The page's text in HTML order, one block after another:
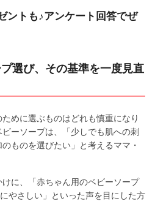
ントも♪アンケート回答でぜ
選び、その基準を一度見直
めに選ぶものはどれも慎重になり
ーソープは、「少しでも肌への刺
ものを選びたい」と考えるママ・
に、「赤ちゃん用のベビーソープ
やさしい」といった声を目にした方